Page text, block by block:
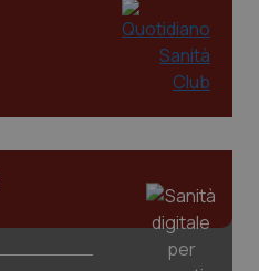
.quotidianosanita.it